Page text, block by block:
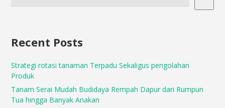
Recent Posts
Strategi rotasi tanaman Terpadu Sekaligus pengolahan
Produk
Tanam Serai Mudah Budidaya Rempah Dapur dari Rumpun
Tua hingga Banyak Anakan